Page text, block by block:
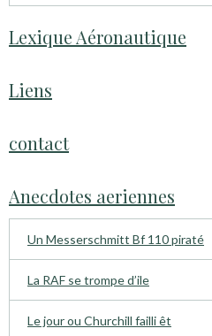
Lexique Aéronautique
Liens
contact
Anecdotes aeriennes
Un Messerschmitt Bf 110 piraté
La RAF se trompe d’ile
Le jour ou Churchill failli êt